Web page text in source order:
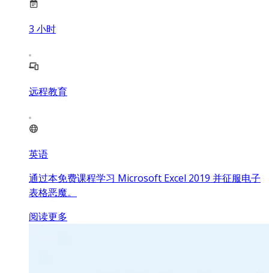
3 小时
远程教育
英语
通过本免费课程学习 Microsoft Excel 2019 并征服电子
表格恶魔。
阅读更多